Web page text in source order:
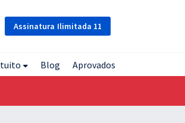
Assinatura Ilimitada 11
Blog Aprovados